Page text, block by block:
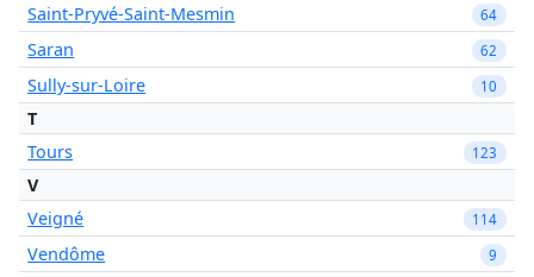
Saint-Pryvé-Saint-Mesmin 64
Saran 62
Sully-sur-Loire 10
T
Tours
123
V
Veigné
114
Vendôme 9